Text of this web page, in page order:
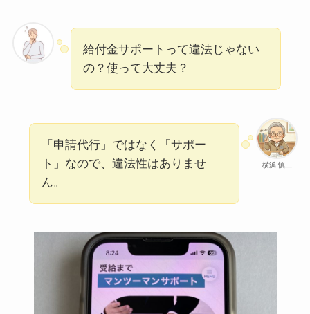
給付金サポートって違法じゃない
の？使って大丈夫？
横浜 慎二
「申請代行」ではなく「サポー
ト」なので、違法性はありませ
ん。